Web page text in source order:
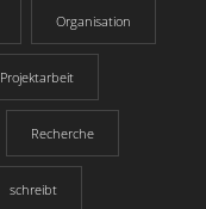
Organisation
Projektarbeit
Recherche
schreibt